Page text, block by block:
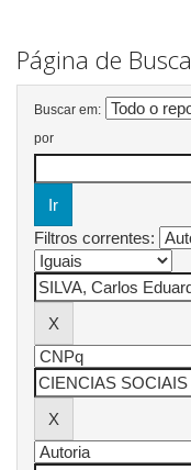
Página de Busca
Buscar em:
por
Filtros correntes: